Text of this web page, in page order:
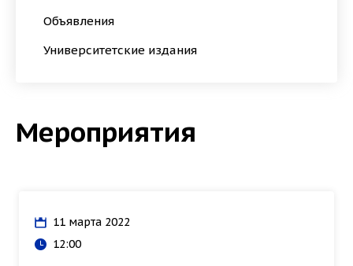
Объявления
Университетские издания
Мероприятия
11 марта 2022
12:00